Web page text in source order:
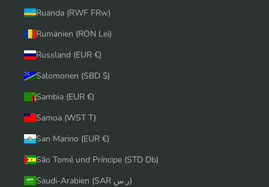
Ruanda (RWF FRw)
Rumänien (RON Lei)
Russland (EUR €)
Salomonen (SBD $)
Sambia (EUR €)
Samoa (WST T)
San Marino (EUR €)
São Tomé und Príncipe (STD Db)
Saudi-Arabien (SAR ر.س)